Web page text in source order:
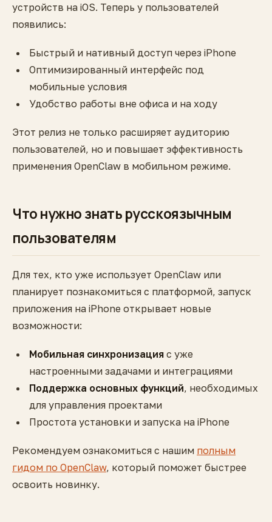
устройств на iOS. Теперь у пользователей
появились:
Быстрый и нативный доступ через iPhone
Оптимизированный интерфейс под
мобильные условия
Удобство работы вне офиса и на ходу
Этот релиз не только расширяет аудиторию
пользователей, но и повышает эффективность
применения OpenClaw в мобильном режиме.
Что нужно знать русскоязычным
пользователям
Для тех, кто уже использует OpenClaw или
планирует познакомиться с платформой, запуск
приложения на iPhone открывает новые
возможности:
Мобильная синхронизация с уже
настроенными задачами и интеграциями
Поддержка основных функций, необходимых
для управления проектами
Простота установки и запуска на iPhone
Рекомендуем ознакомиться с нашим полным
гидом по OpenClaw, который поможет быстрее
освоить новинку.